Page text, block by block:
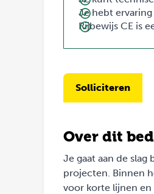
Je hebt
Rijbewijs CE is
Solliciteren
Over dit
Je gaat aan de
projecten. Binnen
voor korte lijnen en